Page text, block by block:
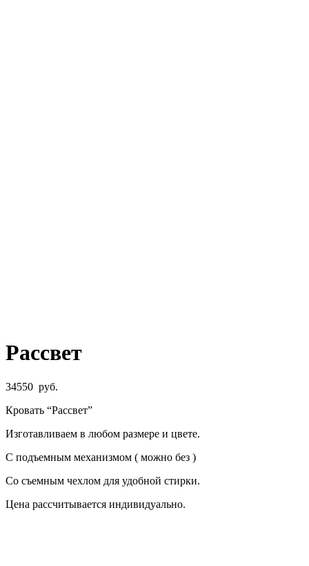
Рассвет
34550 руб.
Кровать “Рассвет”
Изготавливаем в любом размере и цвете.
С подъемным механизмом ( можно без )
Со съемным чехлом для удобной стирки.
Цена рассчитывается индивидуально.